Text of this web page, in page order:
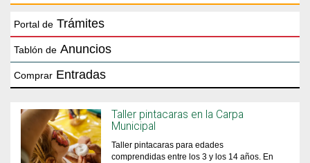
Portal de Trámites
Tablón de Anuncios
Comprar Entradas
Taller pintacaras en la Carpa
Municipal
Taller pintacaras para edades
comprendidas entre los 3 y los 14 años. En